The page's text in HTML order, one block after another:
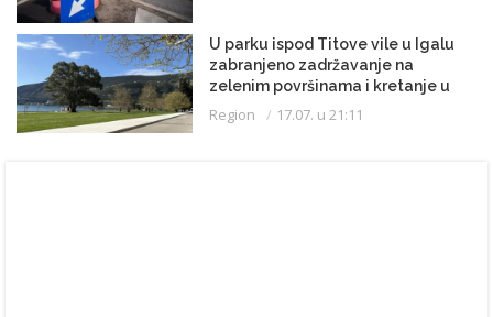
U parku ispod Titove vile u Igalu
zabranjeno zadržavanje na
zelenim površinama i kretanje u
kupaćem kostimu
Region 17.07. u 21:11